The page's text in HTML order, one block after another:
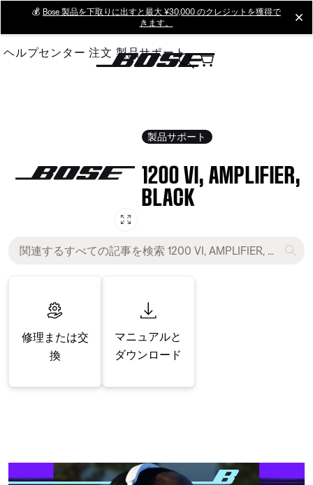
Main
💰 Bose 製品を下取りに出すと最大 ¥30,000 のクレジットを獲得で
きます。
ヘルプセンター 注文 製品サポート
製品サポート
1200 VI, AMPLIFIER,
BLACK
修理または交
換
マニュアルと
ダウンロード